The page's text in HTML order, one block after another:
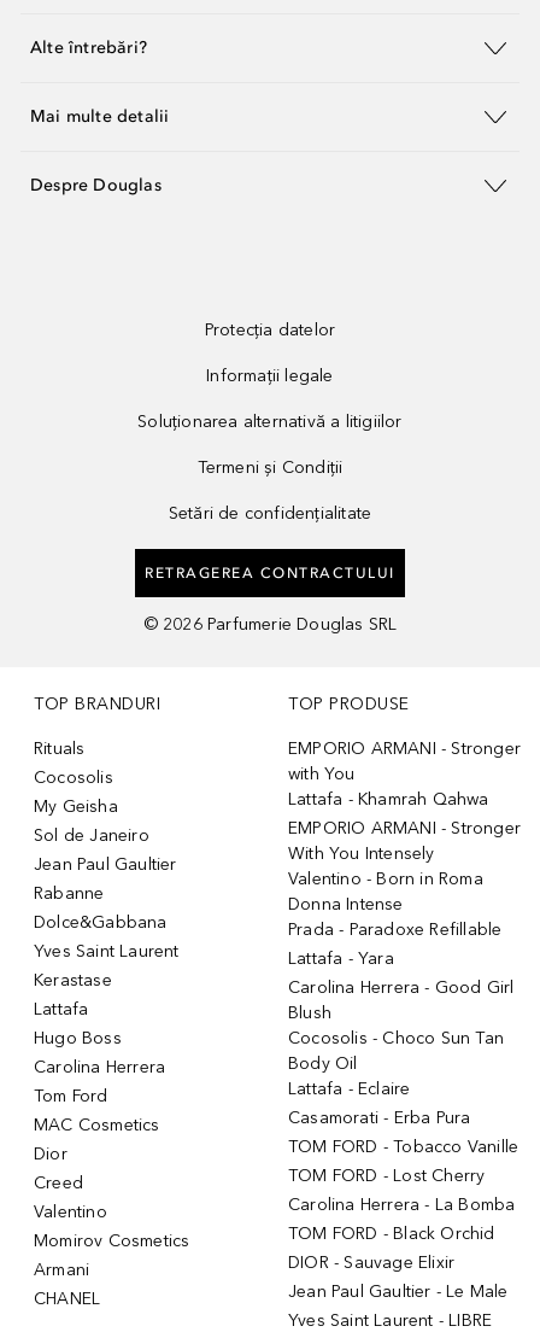
Alte întrebări?
Mai multe detalii
Despre Douglas
Protecția datelor
Informații legale
Soluționarea alternativă a litigiilor
Termeni și Condiții
Setări de confidențialitate
RETRAGEREA CONTRACTULUI
© 2026 Parfumerie Douglas SRL
TOP BRANDURI
Rituals
Cocosolis
My Geisha
Sol de Janeiro
Jean Paul Gaultier
Rabanne
Dolce&Gabbana
Yves Saint Laurent
Kerastase
Lattafa
Hugo Boss
Carolina Herrera
Tom Ford
MAC Cosmetics
Dior
Creed
Valentino
Momirov Cosmetics
Armani
CHANEL
TOP PRODUSE
EMPORIO ARMANI - Stronger
with You
Lattafa - Khamrah Qahwa
EMPORIO ARMANI - Stronger
With You Intensely
Valentino - Born in Roma
Donna Intense
Prada - Paradoxe Refillable
Lattafa - Yara
Carolina Herrera - Good Girl
Blush
Cocosolis - Choco Sun Tan
Body Oil
Lattafa - Eclaire
Casamorati - Erba Pura
TOM FORD - Tobacco Vanille
TOM FORD - Lost Cherry
Carolina Herrera - La Bomba
TOM FORD - Black Orchid
DIOR - Sauvage Elixir
Jean Paul Gaultier - Le Male
Yves Saint Laurent - LIBRE